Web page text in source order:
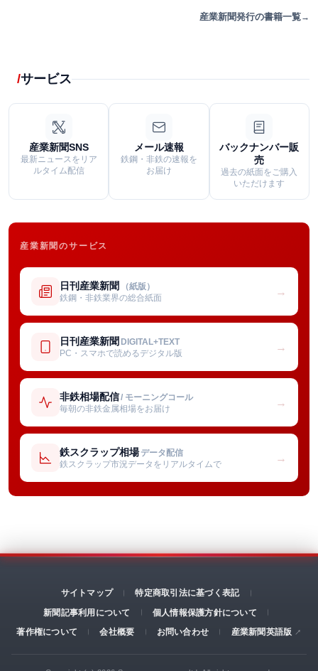
産業新聞発行の書籍一覧
サービス
産業新聞SNS
最新ニュースをリア
ルタイム配信
メール速報
鉄鋼・非鉄の速報を
お届け
バックナンバー販
売
過去の紙面をご購入
いただけます
産業新聞のサービス
日刊産業新聞 （紙版）
鉄鋼・非鉄業界の総合紙面
→
日刊産業新聞 DIGITAL+TEXT
PC・スマホで読めるデジタル版
→
非鉄相場配信/ モーニングコール
毎朝の非鉄金属相場をお届け
→
鉄スクラップ相場 データ配信
鉄スクラップ市況データをリアルタイムで
→
サイトマップ
特定商取引法に基づく表記
新聞記事利用について
個人情報保護方針について
著作権について
会社概要 お問い合わせ 産業新聞英語版